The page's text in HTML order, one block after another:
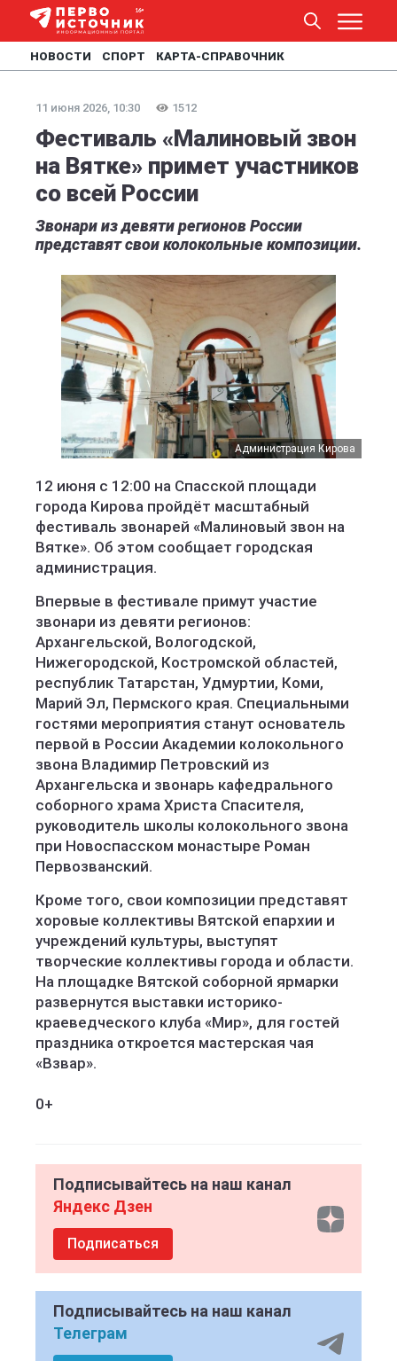
НОВОСТИ СПОРТ КАРТА-СПРАВОЧНИК
11 июня 2026, 10:30 1512
Фестиваль «Малиновый звон
на Вятке» примет участников
со всей России
Звонари из девяти регионов России
представят свои колокольные композиции.
Администрация Кирова
12 июня с 12:00 на Спасской площади
города Кирова пройдёт масштабный
фестиваль звонарей «Малиновый звон на
Вятке». Об этом сообщает городская
администрация.
Впервые в фестивале примут участие
звонари из девяти регионов:
Архангельской, Вологодской,
Нижегородской, Костромской областей,
республик Татарстан, Удмуртии, Коми,
Марий Эл, Пермского края. Специальными
гостями мероприятия станут основатель
первой в России Академии колокольного
звона Владимир Петровский из
Архангельска и звонарь кафедрального
соборного храма Христа Спасителя,
руководитель школы колокольного звона
при Новоспасском монастыре Роман
Первозванский.
Кроме того, свои композиции представят
хоровые коллективы Вятской епархии и
учреждений культуры, выступят
творческие коллективы города и области.
На площадке Вятской соборной ярмарки
развернутся выставки историко-
краеведческого клуба «Мир», для гостей
праздника откроется мастерская чая
«Взвар».
0+
Подписывайтесь на наш канал
Яндекс Дзен
Подписаться
Подписывайтесь на наш канал
Телеграм